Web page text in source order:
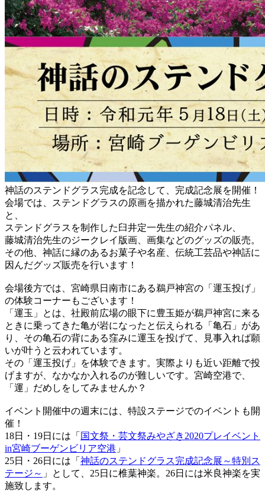
神話のステンドグラス完成を記念して、完成記念展を開催！
会場では、ステンドグラスの原画を描かれた藤城清治先生
と、
ステンドグラスを制作した臼井定一先生の紹介パネル、
藤城清治先生のジークレイ版画、画集などのグッズの販売。
その他、神話に縁のあるお菓子や名産、伝統工芸品や神話に
因んだグッズ販売を行います！
会場後方では、宮崎県日南市にある鵜戸神宮の「運玉投げ」
の体験コーナーもございます！
「運玉」とは、社殿前広場の眼下に豊玉姫が鵜戸神宮に来る
ときに乗ってきた亀が岩になったと伝えられる「亀石」があ
り、その亀石の背にある窪みに運玉を投げて、見事入れば願
いが叶うと云われています。
その「運玉投げ」を体験できます。実際よりも近い距離で投
げますが、なかなか入れるのが難しいです。宮崎空港で、
「運」だめしをしてみませんか？
イベント開催中の週末には、特設ステージでのイベントも開
催！
18日・19日には「 国文祭・芸文祭みやざき2020プレイベント
in宮崎ブーゲンビリア空港 」
25日・26日には「 神話のステンドグラス完成記念展～特別ス
テージ～ 」として、25日に椎葉神楽。26日には米良神楽を実
施致します。